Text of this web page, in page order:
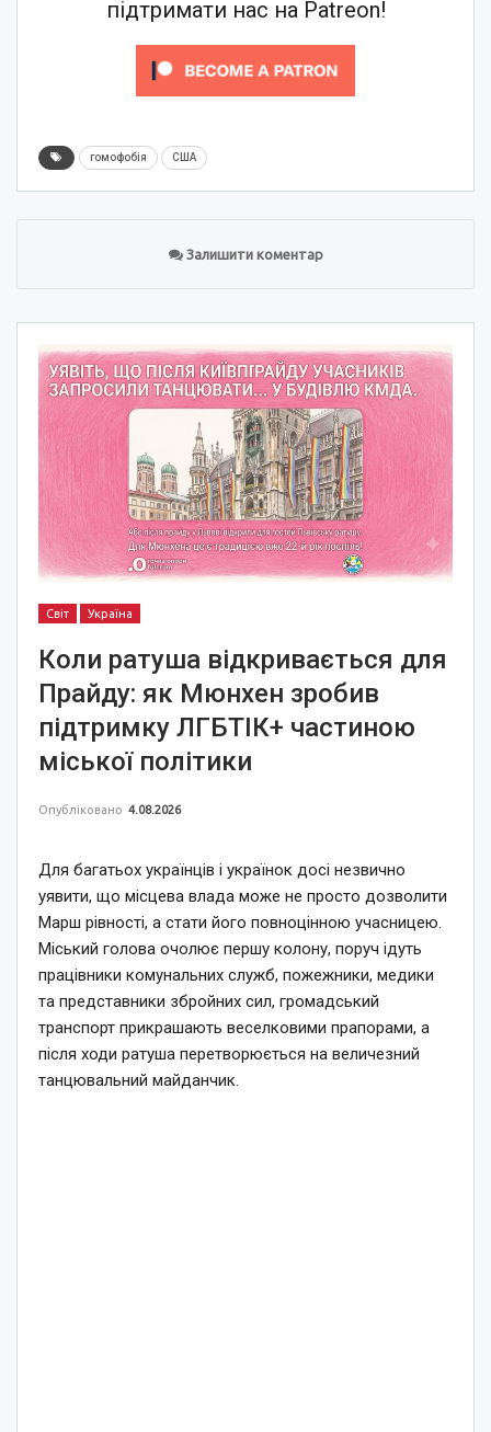
підтримати нас на Patreon!
гомофобія США
Залишити коментар
Світ Україна
Коли ратуша відкривається для
Прайду: як Мюнхен зробив
підтримку ЛГБТІК+ частиною
міської політики
Опубліковано 4.08.2026
Для багатьох українців і українок досі незвично
уявити, що місцева влада може не просто дозволити
Марш рівності, а стати його повноцінною учасницею.
Міський голова очолює першу колону, поруч ідуть
працівники комунальних служб, пожежники, медики
та представники збройних сил, громадський
транспорт прикрашають веселковими прапорами, а
після ходи ратуша перетворюється на величезний
танцювальний майданчик.